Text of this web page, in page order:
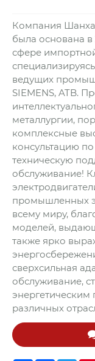
Компания
была основана в
сфере
ведущих
SIEMENS, ATB.
металлургии,
комплексные
консультацию
техническую
обслуживание!
промышленных
всему миру,
моделей,
также ярко
сверхсильная
обслуживание,
различных